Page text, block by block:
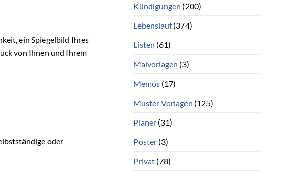
ein Spiegelbild Ihres
von Ihnen und Ihrem
oder
Kündigungen (200)
Lebenslauf(374)
Listen (61)
Malvorlagen (3)
Memos(17)
Muster Vorlagen (125)
Planer(31)
Poster(3)
Privat(78)